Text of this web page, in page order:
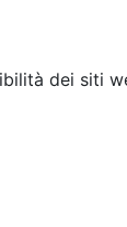
dei siti